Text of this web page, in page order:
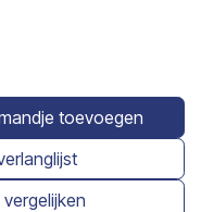
toevoegen